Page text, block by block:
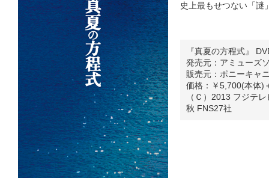
史上最もせつない「謎
『真夏の方程式』
発売元：アミューズ
販売元：ポニーキャ
価格：￥5,700(本体)
（Ｃ）2013 フジテ
秋 FNS27社